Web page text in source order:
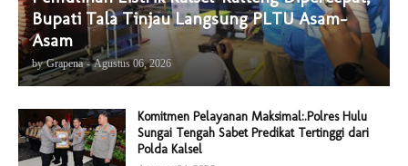
Bupati Tala Tinjau Langsung PLTU Asam-
Asam
by Grapena - Agustus 06, 2026
Komitmen Pelayanan Maksimal:.Polres Hulu
Sungai Tengah Sabet Predikat Tertinggi dari
Polda Kalsel